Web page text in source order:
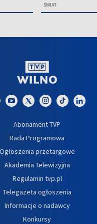
ŚWIAT
Abonament TVP
Rada Programowa
Ogłoszenia przetargowe
Akademia Telewizyjna
Regulamin tvp.pl
Telegazeta ogłoszenia
Informacje o nadawcy
Konkursy